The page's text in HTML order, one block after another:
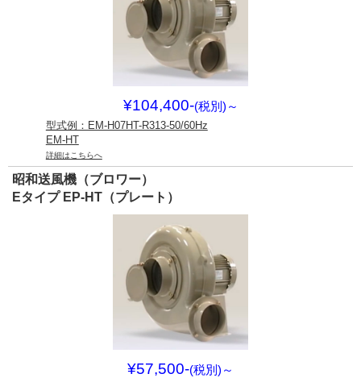
¥104,400-(税別) ～
型式例：EM-H07HT-R313-50/60Hz
EM-HT
詳細はこちらへ
昭和送風機（ブロワー）
Eタイプ EP-HT（プレート）
¥57,500-(税別) ～